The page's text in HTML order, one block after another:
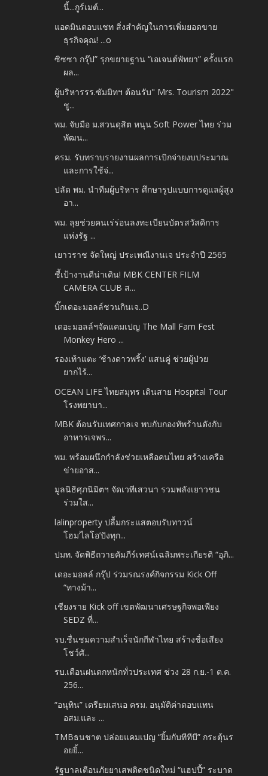
นี้...กูร์เมต์...
แอดมินตอบแชท สิ่งสำคัญในการเพิ่มยอดขาย
ธุรกิจคุณ! ...o
ซิซซา กรุ๊ป” รุกขยายฐาน “เอเจนต์พัทยา” ครั้งแรก
ผล...
ผู้บริหารรร.ซัมมิทฯ ต้อนรับ" Mrs. Tourism 2022"
ชู...
พม. จับมือ ม.สวนดุสิต หนุน Soft Power ไทย ร่วม
พัฒน...
ครม. รับทราบรายงานผลการเบิกจ่ายงบประมาณ
และการใช้จ่...
ปลัด พม. นำทีมผู้บริหาร ศึกษารูปแบบการดูแลผู้สูง
อา...
พม. ลุยช่วยคนเร่ร่อนลงทะเบียนบัตรสวัสดิการ
แห่งรัฐ ...
เยาวราช จัดใหญ่ ประเพณีงานเจ ประจำปี 2565
ชี้เป้างานดีน่าเดิน! MBK CENTER FILM
CAMERA CLUB ส...
บิ๊กเดอะมอลล์ชวนกินเจ..D
เดอะมอลล์ฯจัดแคมเปญ The Mall Fam Fest
Monkey Hero ...
รองเท้าแตะ ‘ช้างดาวพริ้ง’ แสนคู่ ช่วยผู้ป่วย
ยากไร้...
OCEAN LIFE ไทยสมุทร เดินสาย Hospital Tour
โรงพยาบา...
MBK ต้อนรับเทศกาลเจ พบกับกองทัพร้านดังกับ
อาหารเจพร...
พม. พร้อมผนึกกำลังช่วยเหลือคนไทย สร้างเครือ
ข่ายอาส...
มูลนิธิศุภนิมิตฯ จัดเวทีเสวนา รวมพลังเยาวชน
ร่วมใส...
lalinproperty ปลื้มกระแสตอบรับทาวน์
โฮม‘ไลโอ’ปังทุก...
ปมท. จัดพิธีถวายคัมภีร์เทศน์เฉลิมพระเกียรติ “อุภิ...
เดอะมอลล์ กรุ๊ป ร่วมรณรงค์กิจกรรม Kick Off
“ทางม้า...
เชียงราย Kick off เขตพัฒนาเศรษฐกิจพอเพียง
SEDZ ที่...
รบ.ชื่นชมความสำเร็จนักกีฬาไทย สร้างชื่อเสียง
โชว์ศั...
รบ.เตือนฝนตกหนักทั่วประเทศ ช่วง 28 ก.ย.-1 ต.ค.
256...
“อนุทิน” เตรียมเสนอ ครม. อนุมัติค่าตอบแทน
อสม.และ ...
TMBธนชาต ปล่อยแคมเปญ “ยิ้มกับทีทีบี” กระตุ้นร
อยยิ้...
รัฐบาลเตือนภัยยาเสพติดชนิดใหม่ “แฮปปี้” ระบาด